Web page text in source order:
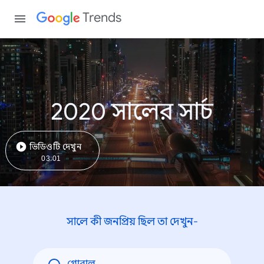
Trends
2020 সালের সার্চ
ভিডিওটি দেখুন
03:01
সালে কী জনপ্রিয় ছিল তা দেখুন-